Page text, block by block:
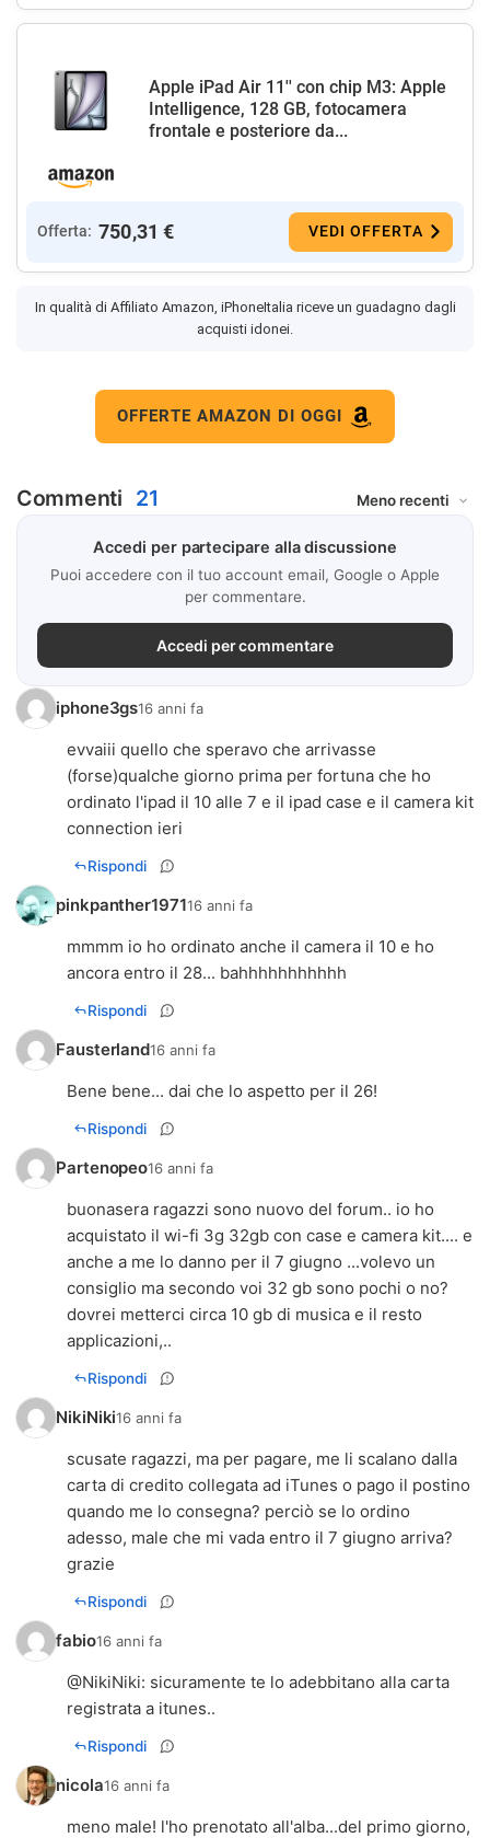
Apple iPad Air 11'' con chip M3: Apple
Intelligence, 128 GB, fotocamera
frontale e posteriore da...
Offerta: 750,31 € VEDI OFFERTA
In qualità di Affiliato Amazon, iPhoneItalia riceve un guadagno dagli
acquisti idonei.
OFFERTE AMAZON DI OGGI
Commenti 21
Accedi per partecipare alla discussione
Puoi accedere con il tuo account email, Google o Apple
per commentare.
Accedi per commentare
iphone3gs16 anni fa
evvaiii quello che speravo che arrivasse
(forse)qualche giorno prima per fortuna che ho
ordinato l'ipad il 10 alle 7 e il ipad case e il camera kit
connection ieri
Rispondi
pinkpanther197116 anni fa
mmmm io ho ordinato anche il camera il 10 e ho
ancora entro il 28... bahhhhhhhhhhh
Rispondi
Fausterland16 anni fa
Bene bene... dai che lo aspetto per il 26!
Rispondi
Partenopeo16 anni fa
buonasera ragazzi sono nuovo del forum.. io ho
acquistato il wi-fi 3g 32gb con case e camera kit.... e
anche a me lo danno per il 7 giugno ...volevo un
consiglio ma secondo voi 32 gb sono pochi o no?
dovrei metterci circa 10 gb di musica e il resto
applicazioni,..
Rispondi
NikiNiki16 anni fa
scusate ragazzi, ma per pagare, me li scalano dalla
carta di credito collegata ad iTunes o pago il postino
quando me lo consegna? perciò se lo ordino
adesso, male che mi vada entro il 7 giugno arriva?
grazie
Rispondi
fabio16 anni fa
@NikiNiki: sicuramente te lo adebbitano alla carta
registrata a itunes..
Rispondi
nicola16 anni fa
meno male! l'ho prenotato all'alba...del primo giorno,